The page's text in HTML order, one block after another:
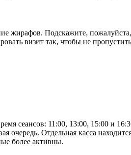
жирафов. Подскажите,
визит так, чтобы не
сеансов: 11:00, 13:00, 15:00 и
Отдельная касса
более активны.